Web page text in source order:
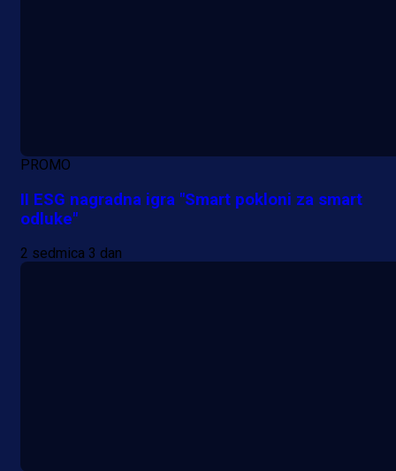
PROMO
II ESG nagradna igra "Smart pokloni za smart
odluke"
2 sedmica 3 dan